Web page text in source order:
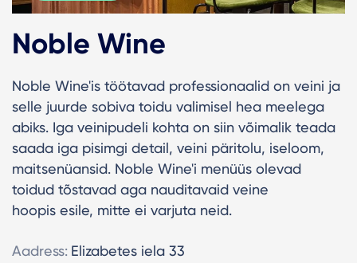
Noble Wine
Noble Wine'is töötavad professionaalid on veini ja
selle juurde sobiva toidu valimisel hea meelega
abiks. Iga veinipudeli kohta on siin võimalik teada
saada iga pisimgi detail, veini päritolu, iseloom,
maitsenüansid. Noble Wine'i menüüs olevad
toidud tõstavad aga nauditavaid veine
hoopis esile, mitte ei varjuta neid.
Aadress: Elizabetes iela 33